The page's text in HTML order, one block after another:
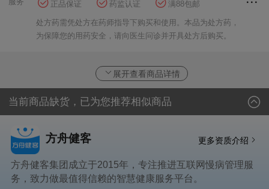
正品保证 药监认证
满88包邮
花呗分期
方舟健客大药房
处方药需凭处方在药师指导下购买和使用。本品为处方药，
为保障您的用药安全，请向医生问诊并开具处方后购买。
展开查看商品详情
当前商品缺货，已为您推荐相似商品
方舟健客 更多资质介绍
方舟健客集团成立于2015年，专注推进互联网慢病管理服
务，致力做最值得信赖的智慧健康服务平台。